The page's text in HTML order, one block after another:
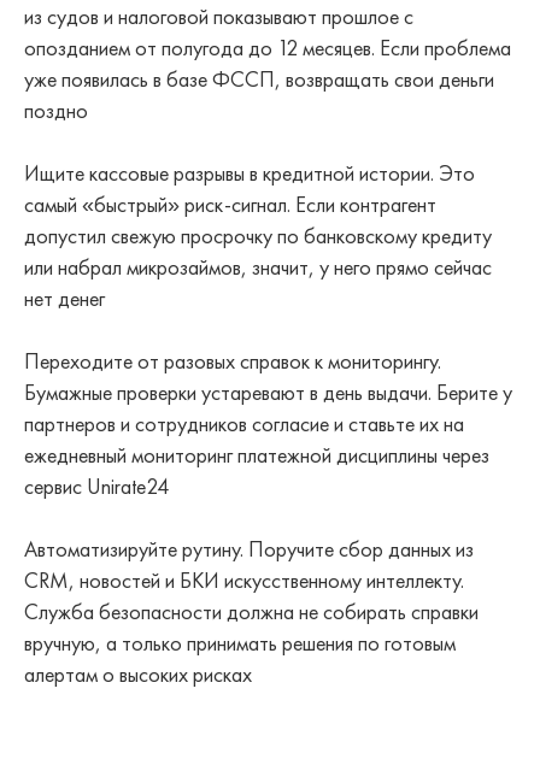
из судов и налоговой показывают прошлое с
опозданием от полугода до 12 месяцев. Если проблема
уже появилась в базе ФССП, возвращать свои деньги
поздно
Ищите кассовые разрывы в кредитной истории. Это
самый «быстрый» риск-сигнал. Если контрагент
допустил свежую просрочку по банковскому кредиту
или набрал микрозаймов, значит, у него прямо сейчас
нет денег
Переходите от разовых справок к мониторингу.
Бумажные проверки устаревают в день выдачи. Берите у
партнеров и сотрудников согласие и ставьте их на
ежедневный мониторинг платежной дисциплины через
сервис Unirate24
Автоматизируйте рутину. Поручите сбор данных из
CRM, новостей и БКИ искусственному интеллекту.
Служба безопасности должна не собирать справки
вручную, а только принимать решения по готовым
алертам о высоких рисках